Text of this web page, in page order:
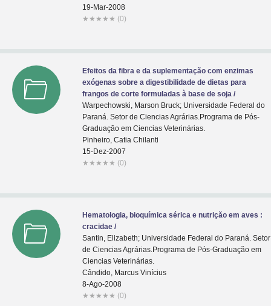
19-Mar-2008
★ ★ ★ ★ ★ (0)
Efeitos da fibra e da suplementação com enzimas
exógenas sobre a digestibilidade de dietas para
frangos de corte formuladas à base de soja /
Warpechowski, Marson Bruck; Universidade Federal do
Paraná. Setor de Ciencias Agrárias.Programa de Pós-
Graduaçăo em Ciencias Veterinárias.
Pinheiro, Catia Chilanti
15-Dez-2007
★ ★ ★ ★ ★ (0)
Hematologia, bioquímica sérica e nutriçăo em aves :
cracidae /
Santin, Elizabeth; Universidade Federal do Paraná. Setor
de Ciencias Agrárias.Programa de Pós-Graduaçăo em
Ciencias Veterinárias.
Cândido, Marcus Vinícius
8-Ago-2008
★ ★ ★ ★ ★ (0)